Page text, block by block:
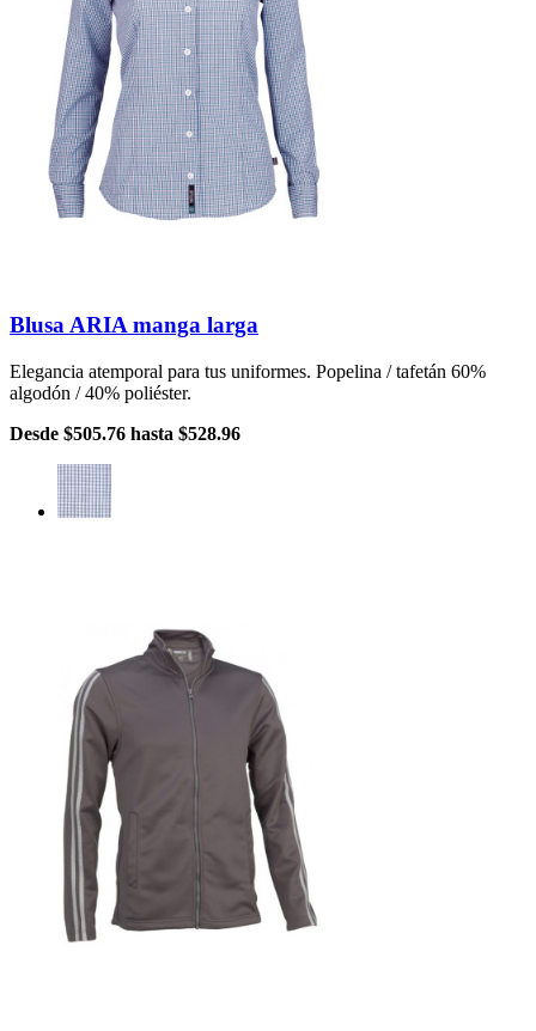
Blusa ARIA manga larga
Elegancia atemporal para tus uniformes. Popelina / tafetán 60%
algodón / 40% poliéster.
Desde $505.76 hasta $528.96